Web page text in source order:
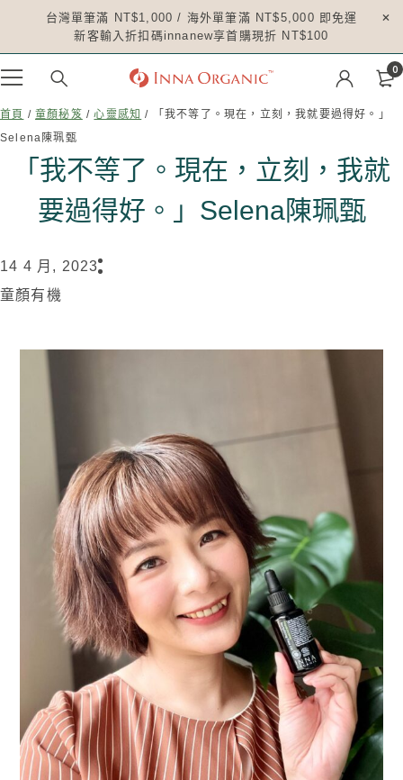
台灣單筆滿 NT$1,000 / 海外單筆滿 NT$5,000 即免運
新客輸入折扣碼innanew享首購現折 NT$100
0
首頁 /童顏秘笈 /心靈感知 / 「我不等了。現在，立刻，我就要過得好。」
Selena陳珮甄
「我不等了。現在，立刻，我就
要過得好。」Selena陳珮甄
14 4 月, 2023
童顏有機